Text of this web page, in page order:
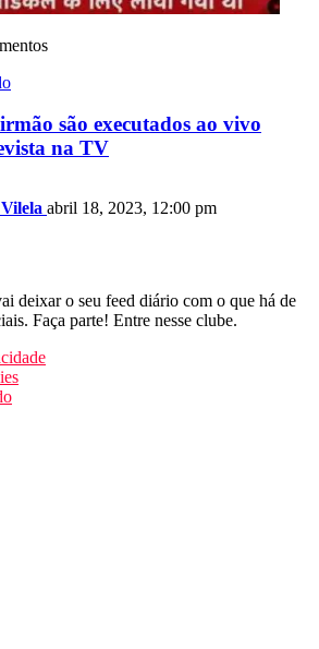
são executados ao vivo
na TV
abril 18, 2023, 12:00 pm
deixar o seu feed diário com o que há de
Faça parte! Entre nesse clube.